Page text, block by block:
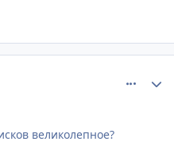
великолепное?